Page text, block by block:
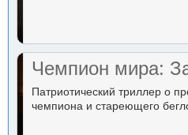
Чемпион мира:
Патриотический триллер о
чемпиона и стареющего